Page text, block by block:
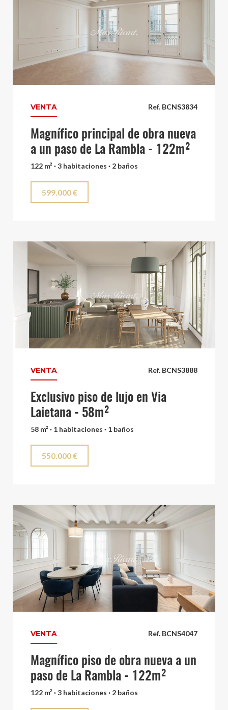
Ref. BCNS3834
VENTA
Magnífico principal de obra nueva
a un paso de La Rambla - 122m²
122 m² · 3 habitaciones · 2 baños
599.000 €
Ref. BCNS3888
VENTA
Exclusivo piso de lujo en Via
Laietana - 58m²
58 m² · 1 habitaciones · 1 baños
550.000 €
Ref. BCNS4047
VENTA
Magnífico piso de obra nueva a un
paso de La Rambla - 122m²
122 m² · 3 habitaciones · 2 baños